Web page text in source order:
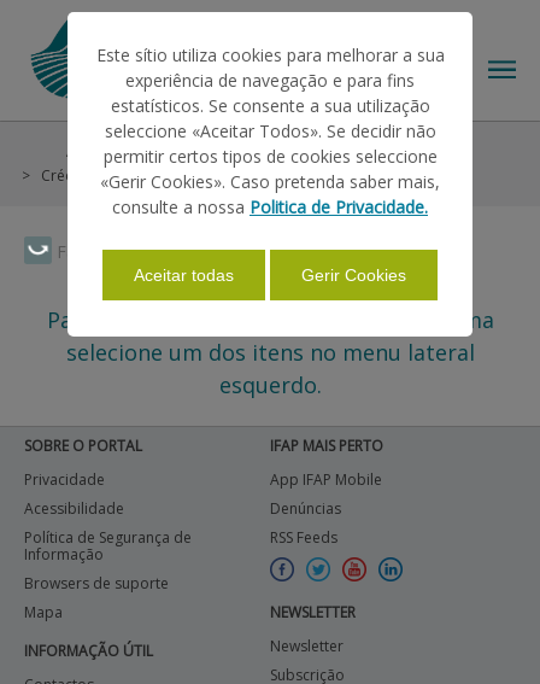
Faça Swipe para ver o menu
O IFAP
AJUDAS/APOIOS
INFORMAÇÕES
ESTATÍSTICAS
PAGAMENTOS
APOIO AO BENEFICIÁRIO
Ajudas/Apoios Outras Ajudas
Histórico
Crédito e Seguros
Para assuntos relacionados com este tema
selecione um dos itens no menu lateral
esquerdo.
SOBRE O PORTAL
Privacidade
Acessibilidade
Política de Segurança de
Informação
Browsers de suporte
Mapa
INFORMAÇÃO ÚTIL
IFAP MAIS PERTO
App IFAP Mobile
Denúncias
RSS Feeds
NEWSLETTER
Newsletter
Subscrição
Este sítio utiliza cookies para melhorar a sua
experiência de navegação e para fins
estatísticos. Se consente a sua utilização
seleccione «Aceitar Todos». Se decidir não
permitir certos tipos de cookies seleccione
«Gerir Cookies». Caso pretenda saber mais,
consulte a nossa Politica de Privacidade.
Aceitar todas Gerir Cookies